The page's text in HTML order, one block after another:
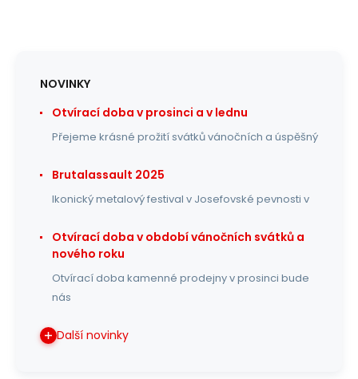
NOVINKY
Otvírací doba v prosinci a v lednu
Přejeme krásné prožití svátků vánočních a úspěšný
Brutalassault 2025
Ikonický metalový festival v Josefovské pevnosti v
Otvírací doba v období vánočních svátků a
nového roku
Otvírací doba kamenné prodejny v prosinci bude
nás
Další novinky